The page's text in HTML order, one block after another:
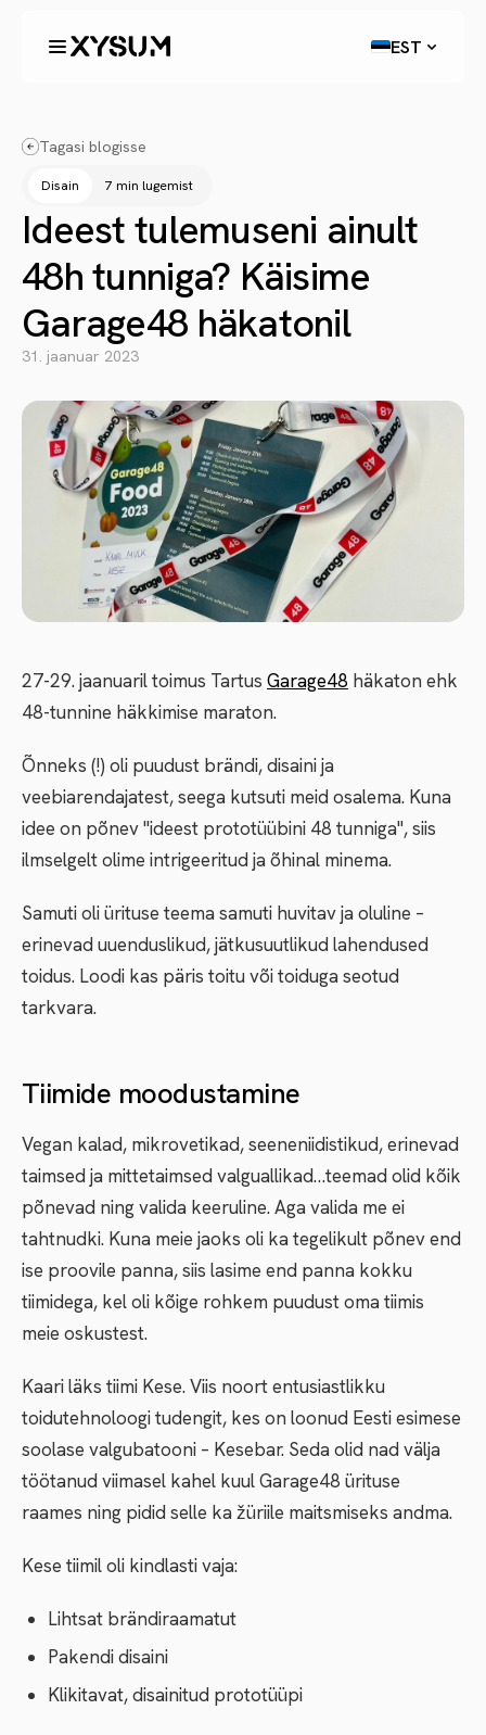
EST
Tagasi blogisse
Disain 7 min lugemist
Ideest tulemuseni ainult
48h tunniga? Käisime
Garage48 häkatonil
31. jaanuar 2023
27-29. jaanuaril toimus Tartus Garage48 häkaton ehk
48-tunnine häkkimise maraton.
Õnneks (!) oli puudust brändi, disaini ja
veebiarendajatest, seega kutsuti meid osalema. Kuna
idee on põnev "ideest prototüübini 48 tunniga", siis
ilmselgelt olime intrigeeritud ja õhinal minema.
Samuti oli ürituse teema samuti huvitav ja oluline –
erinevad uuenduslikud, jätkusuutlikud lahendused
toidus. Loodi kas päris toitu või toiduga seotud
tarkvara.
Tiimide moodustamine
Vegan kalad, mikrovetikad, seeneniidistikud, erinevad
taimsed ja mittetaimsed valguallikad…teemad olid kõik
põnevad ning valida keeruline. Aga valida me ei
tahtnudki. Kuna meie jaoks oli ka tegelikult põnev end
ise proovile panna, siis lasime end panna kokku
tiimidega, kel oli kõige rohkem puudust oma tiimis
meie oskustest.
Kaari läks tiimi Kese. Viis noort entusiastlikku
toidutehnoloogi tudengit, kes on loonud Eesti esimese
soolase valgubatooni – Kesebar. Seda olid nad välja
töötanud viimasel kahel kuul Garage48 ürituse
raames ning pidid selle ka žüriile maitsmiseks andma.
Kese tiimil oli kindlasti vaja:
Lihtsat brändiraamatut
Pakendi disaini
Klikitavat, disainitud prototüüpi